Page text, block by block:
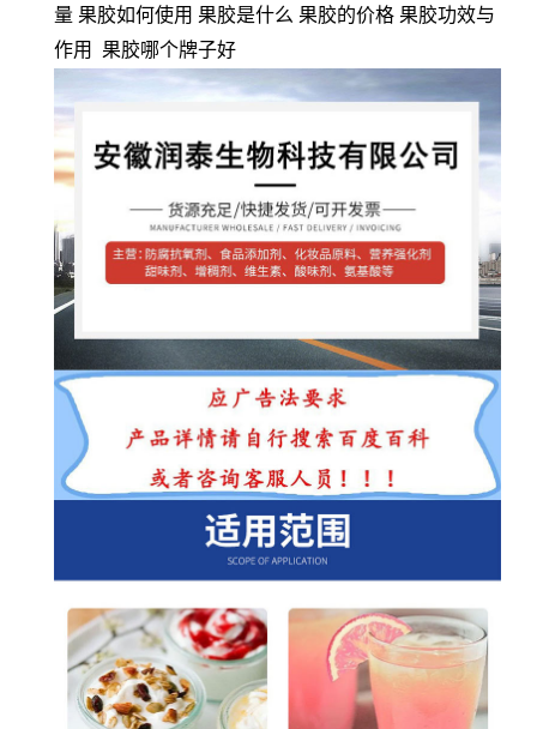
量 果胶如何使用 果胶是什么 果胶的价格 果胶功效与
作用 果胶哪个牌子好